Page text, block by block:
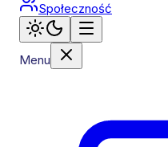
Społeczność
Menu